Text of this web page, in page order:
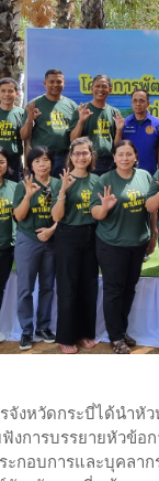
จังหวัดกระบี่ได้นำ
งการบรรยายหัวข้อ
กอบการและบุคลา